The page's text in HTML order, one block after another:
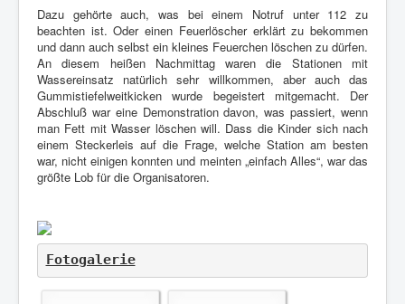
Dazu gehörte auch, was bei einem Notruf unter 112 zu
beachten ist. Oder einen Feuerlöscher erklärt zu bekommen
und dann auch selbst ein kleines Feuerchen löschen zu dürfen.
An diesem heißen Nachmittag waren die Stationen mit
Wassereinsatz natürlich sehr willkommen, aber auch das
Gummistiefelweitkicken wurde begeistert mitgemacht. Der
Abschluß war eine Demonstration davon, was passiert, wenn
man Fett mit Wasser löschen will. Dass die Kinder sich nach
einem Steckerleis auf die Frage, welche Station am besten
war, nicht einigen konnten und meinten „einfach Alles“, war das
größte Lob für die Organisatoren.
Fotogalerie